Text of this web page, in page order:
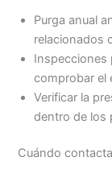
Purga anual
relacionados
Inspecciones
comprobar el
Verificar la
dentro de los
Cuándo